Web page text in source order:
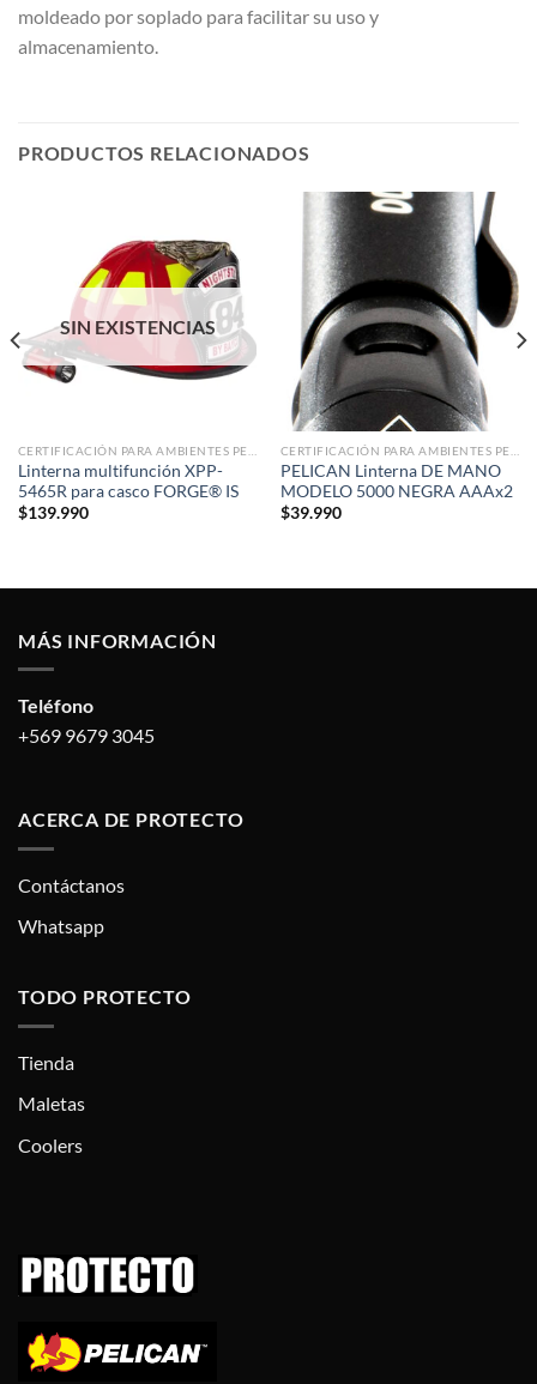
moldeado por soplado para facilitar su uso y
almacenamiento.
PRODUCTOS RELACIONADOS
SIN EXISTENCIAS
Linterna multifunción XPP-
5465R para casco FORGE® IS
$139.990
PELICAN Linterna DE MANO
MODELO 5000 NEGRA AAAx2
$39.990
MÁS INFORMACIÓN
Teléfono
+569 9679 3045
ACERCA DE PROTECTO
Contáctanos
Whatsapp
TODO PROTECTO
Tienda
Maletas
Coolers